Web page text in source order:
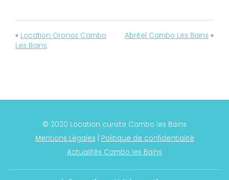
« Location Oronos Cambo
Les Bains
Abritel Cambo Les Bains »
© 2020 Location curiste Cambo les Bains
Mentions Légales
Politique de confidentialité
Actualités Cambo les Bains